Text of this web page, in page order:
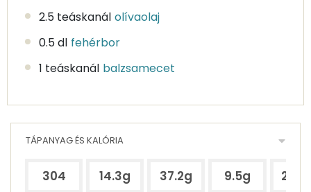
2.5 teáskanál olívaolaj
0.5 dl fehérbor
1 teáskanál balzsamecet
TÁPANYAG ÉS KALÓRIA
304 14.3g 37.2g 9.5g